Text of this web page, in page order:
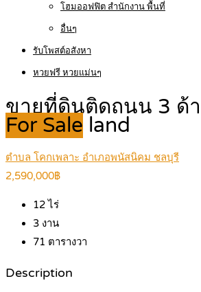
โฮมออฟฟิต สำนักงาน พื้นที่
อื่นๆ
รับโพสต์อสังหา
หวยฟรี หวยแม่นๆ
ขายที่ดินติดถนน 3 ด้
For Sale land
ตำบล โคกเพลาะ อำเภอพนัสนิคม ชลบุรี
2,590,000฿
12ไร่
3 งาน
71 ตารางวา
Description